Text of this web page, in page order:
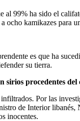
99% ha sido el
ocho kamikazes para
es que ha
su tierra.
procedentes
Por las
de Interior
inocentes.